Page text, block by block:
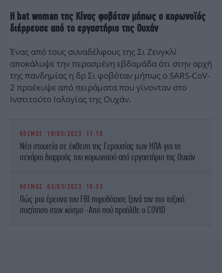
Η bat woman της Κίνας φοβόταν μήπως ο κορωνοϊός
διέρρευσε από το εργαστήριο της Ουχάν
Ένας από τους συναδέλφους της Σι Ζενγκλί
αποκάλυψε την περασμένη εβδομάδα ότι στην αρχή
της πανδημίας η δρ Σι φοβόταν μήπως ο SARS-CoV-
2 προέκυψε από πειράματα που γίνονταν στο
Ινστιτούτο Ιολογίας της Ουχάν.
ΚΟΣΜΟΣ 18/05/2023 11:10
Νέα στοιχεία σε έκθεση της Γερουσίας των ΗΠΑ για το
σενάριο διαρροής του κορωνοϊού από εργαστήριο της Ουχάν
ΚΟΣΜΟΣ 03/03/2023 10:33
Πώς μια έρευνα του FBI πυροδότησε ξανά την πιο τοξική
συζήτηση στον κόσμο -Από πού προήλθε ο COVID